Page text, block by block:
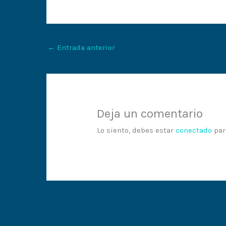
← Entrada anterior
Deja un comentario
Lo siento, debes estarconectado